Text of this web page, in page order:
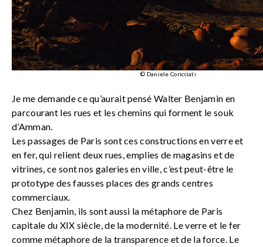
© Daniele Coricciati
Je me demande ce qu’aurait pensé Walter Benjamin en
parcourant les rues et les chemins qui forment le souk
d’Amman.
Les passages de Paris sont ces constructions en verre et
en fer, qui relient deux rues, emplies de magasins et de
vitrines, ce sont nos galeries en ville, c’est peut-être le
prototype des fausses places des grands centres
commerciaux.
Chez Benjamin, ils sont aussi la métaphore de Paris
capitale du XIX siècle, de la modernité. Le verre et le fer
comme métaphore de la transparence et de la force. Le